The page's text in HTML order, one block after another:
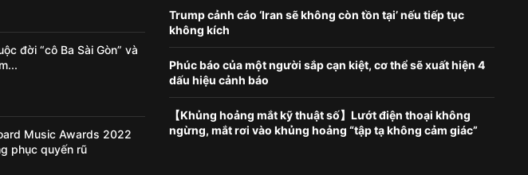
đời “cô Ba Sài Gòn” và
Music Awards 2022
phục quyến rũ
Trump cảnh cáo ‘Iran sẽ không còn tồn tại’ nếu tiếp tục
không kích
Phúc báo của một người sắp cạn kiệt, cơ thể sẽ xuất hiện 4
dấu hiệu cảnh báo
【Khủng hoảng mắt kỹ thuật số】Lướt điện thoại không
ngừng, mắt rơi vào khủng hoảng “tập tạ không cảm giác”